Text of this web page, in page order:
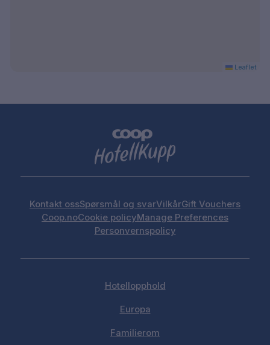
Leaflet
Kontakt ossSpørsmål og svarVilkårGift Vouchers
Coop.noCookie policyManage Preferences
Personvernspolicy
Hotellopphold
Europa
Familierom